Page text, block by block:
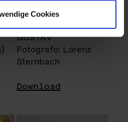
Cookies
GUSTAV
Fotografo: Lorenz
Sternbach
Download